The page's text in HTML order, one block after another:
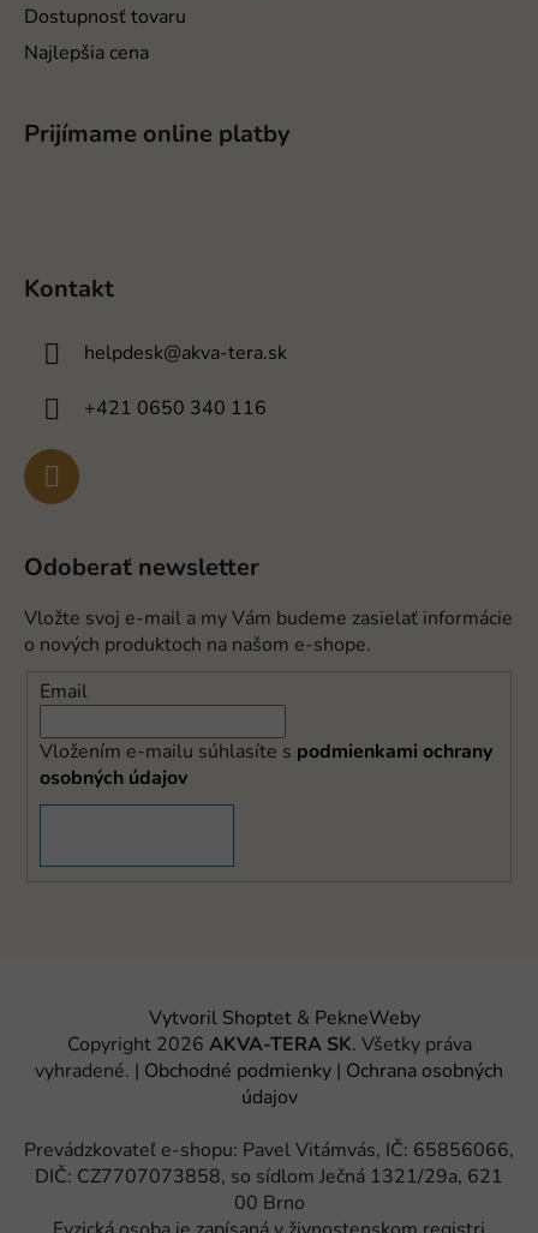
Dostupnosť tovaru
Najlepšia cena
Prijímame online platby
Kontakt
helpdesk@akva-tera.sk
+421 0650 340 116
Odoberať newsletter
Vložte svoj e-mail a my Vám budeme zasielať informácie
o nových produktoch na našom e-shope.
Email
Vložením e-mailu súhlasíte s podmienkami ochrany
osobných údajov
Vytvoril Shoptet& PekneWeby
Copyright 2026 AKVA-TERA SK. Všetky práva
vyhradené. | Obchodné podmienky | Ochrana osobných
údajov
Prevádzkovateľ e-shopu: Pavel Vitámvás, IČ: 65856066,
DIČ: CZ7707073858, so sídlom Ječná 1321/29a, 621
00 Brno